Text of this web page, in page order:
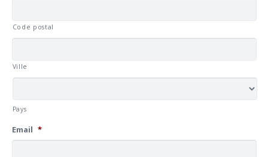
Code postal
Ville
Pays
Email *